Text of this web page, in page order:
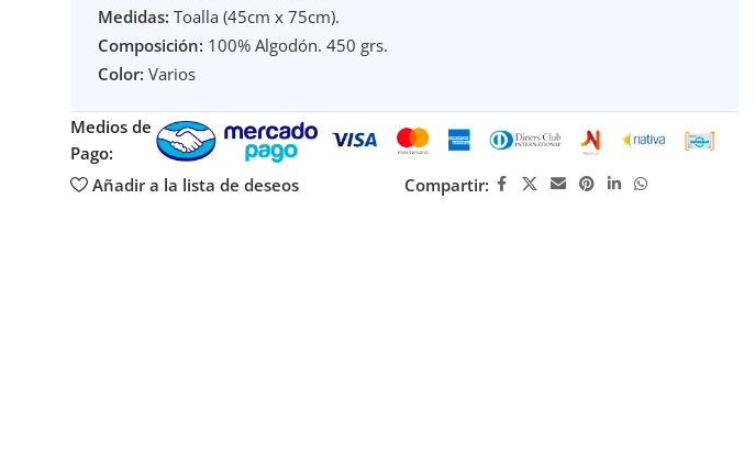
Medidas: Toalla (45cm x 75cm).
Composición: 100% Algodón. 450 grs.
Color: Varios
Medios de
Pago:
Añadir a la lista de deseos
Compartir: